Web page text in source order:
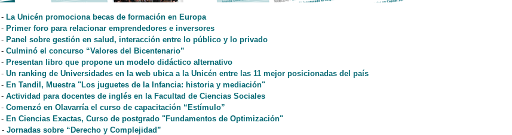
- La Unicén promociona becas de formación en Europa
- Primer foro para relacionar emprendedores e inversores
- Panel sobre gestión en salud, interacción entre lo público y lo privado
- Culminó el concurso “Valores del Bicentenario”
- Presentan libro que propone un modelo didáctico alternativo
- Un ranking de Universidades en la web ubica a la Unicén entre las 11 mejor posicionadas del país
- En Tandil, Muestra "Los juguetes de la Infancia: historia y mediación"
- Actividad para docentes de inglés en la Facultad de Ciencias Sociales
- Comenzó en Olavarría el curso de capacitación “Estímulo”
- En Ciencias Exactas, Curso de postgrado "Fundamentos de Optimización"
- Jornadas sobre “Derecho y Complejidad”